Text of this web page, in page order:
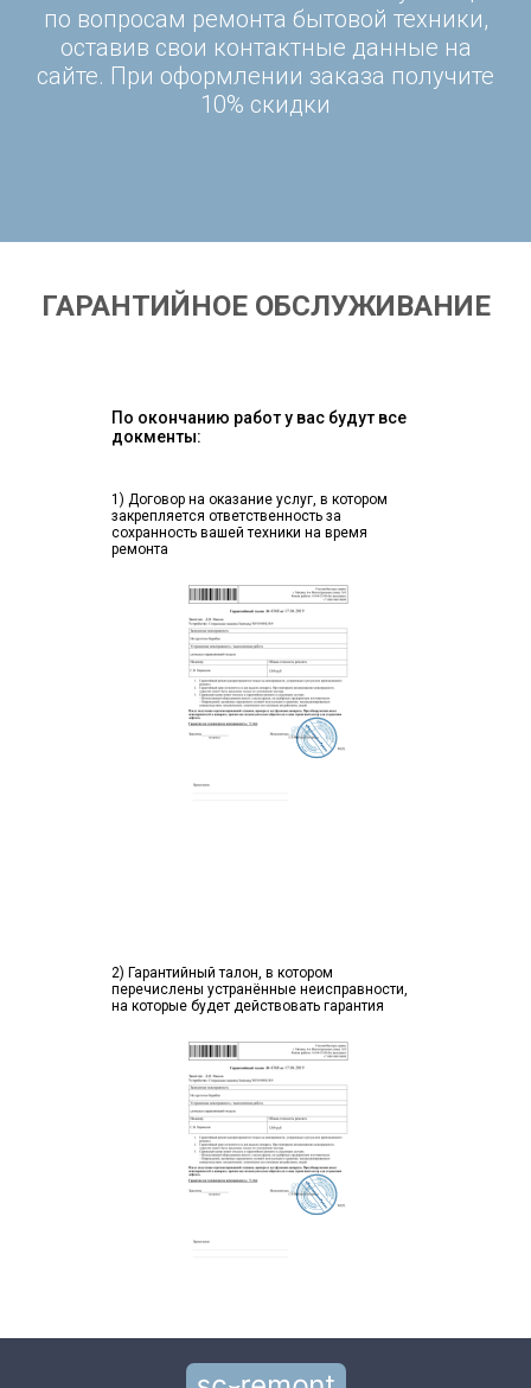
по вопросам ремонта бытовой техники,
оставив свои контактные данные на
сайте. При оформлении заказа получите
10% скидки
ГАРАНТИЙНОЕ ОБСЛУЖИВАНИЕ
По окончанию работ у вас будут все
докменты:
1) Договор на оказание услуг, в котором
закрепляется ответственность за
сохранность вашей техники на время
ремонта
2) Гарантийный талон, в котором
перечислены устранённые неисправности,
на которые будет действовать гарантия